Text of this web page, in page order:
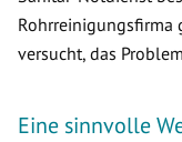
Rohrreinigungsfirma
versucht, das
Eine sinnvolle